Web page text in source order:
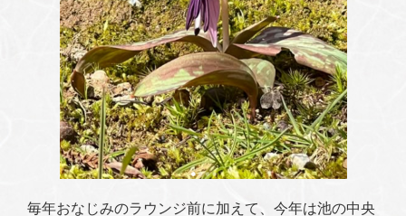
毎年おなじみのラウンジ前に加えて、今年は池の中央